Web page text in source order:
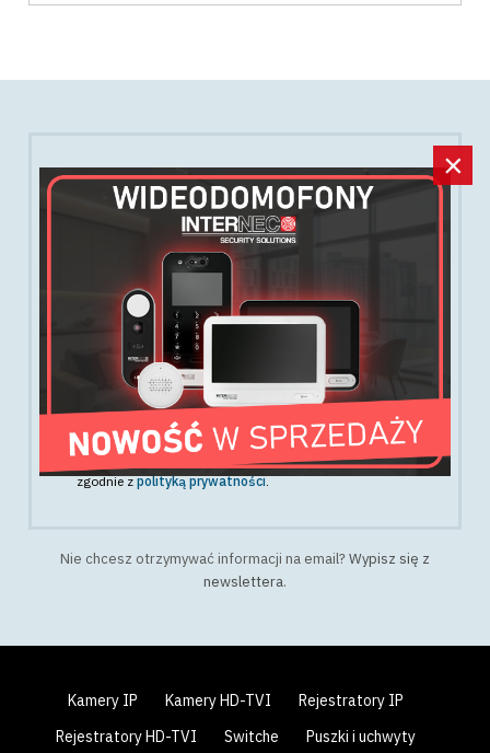
×
NEWSLETTER
Bądź na bieżąco z najnowszymi ofertami i
rabatami!
Zapisz się do naszego newslettera, a najgorętsze
okazje nigdy Cię nie ominą.
Obiecujemy nie spamować.
Wyrażam zgodę na przetwarzanie danych osobowych z
powyższego formularza w celu otrzymywania newslettera,
zgodnie zpolityką prywatności.
Nie chcesz otrzymywać informacji na email?Wypisz się z
newslettera.
Kamery IP Kamery HD-TVI
Rejestratory IP
Rejestratory HD-TVI
Switche
Puszki i uchwyty